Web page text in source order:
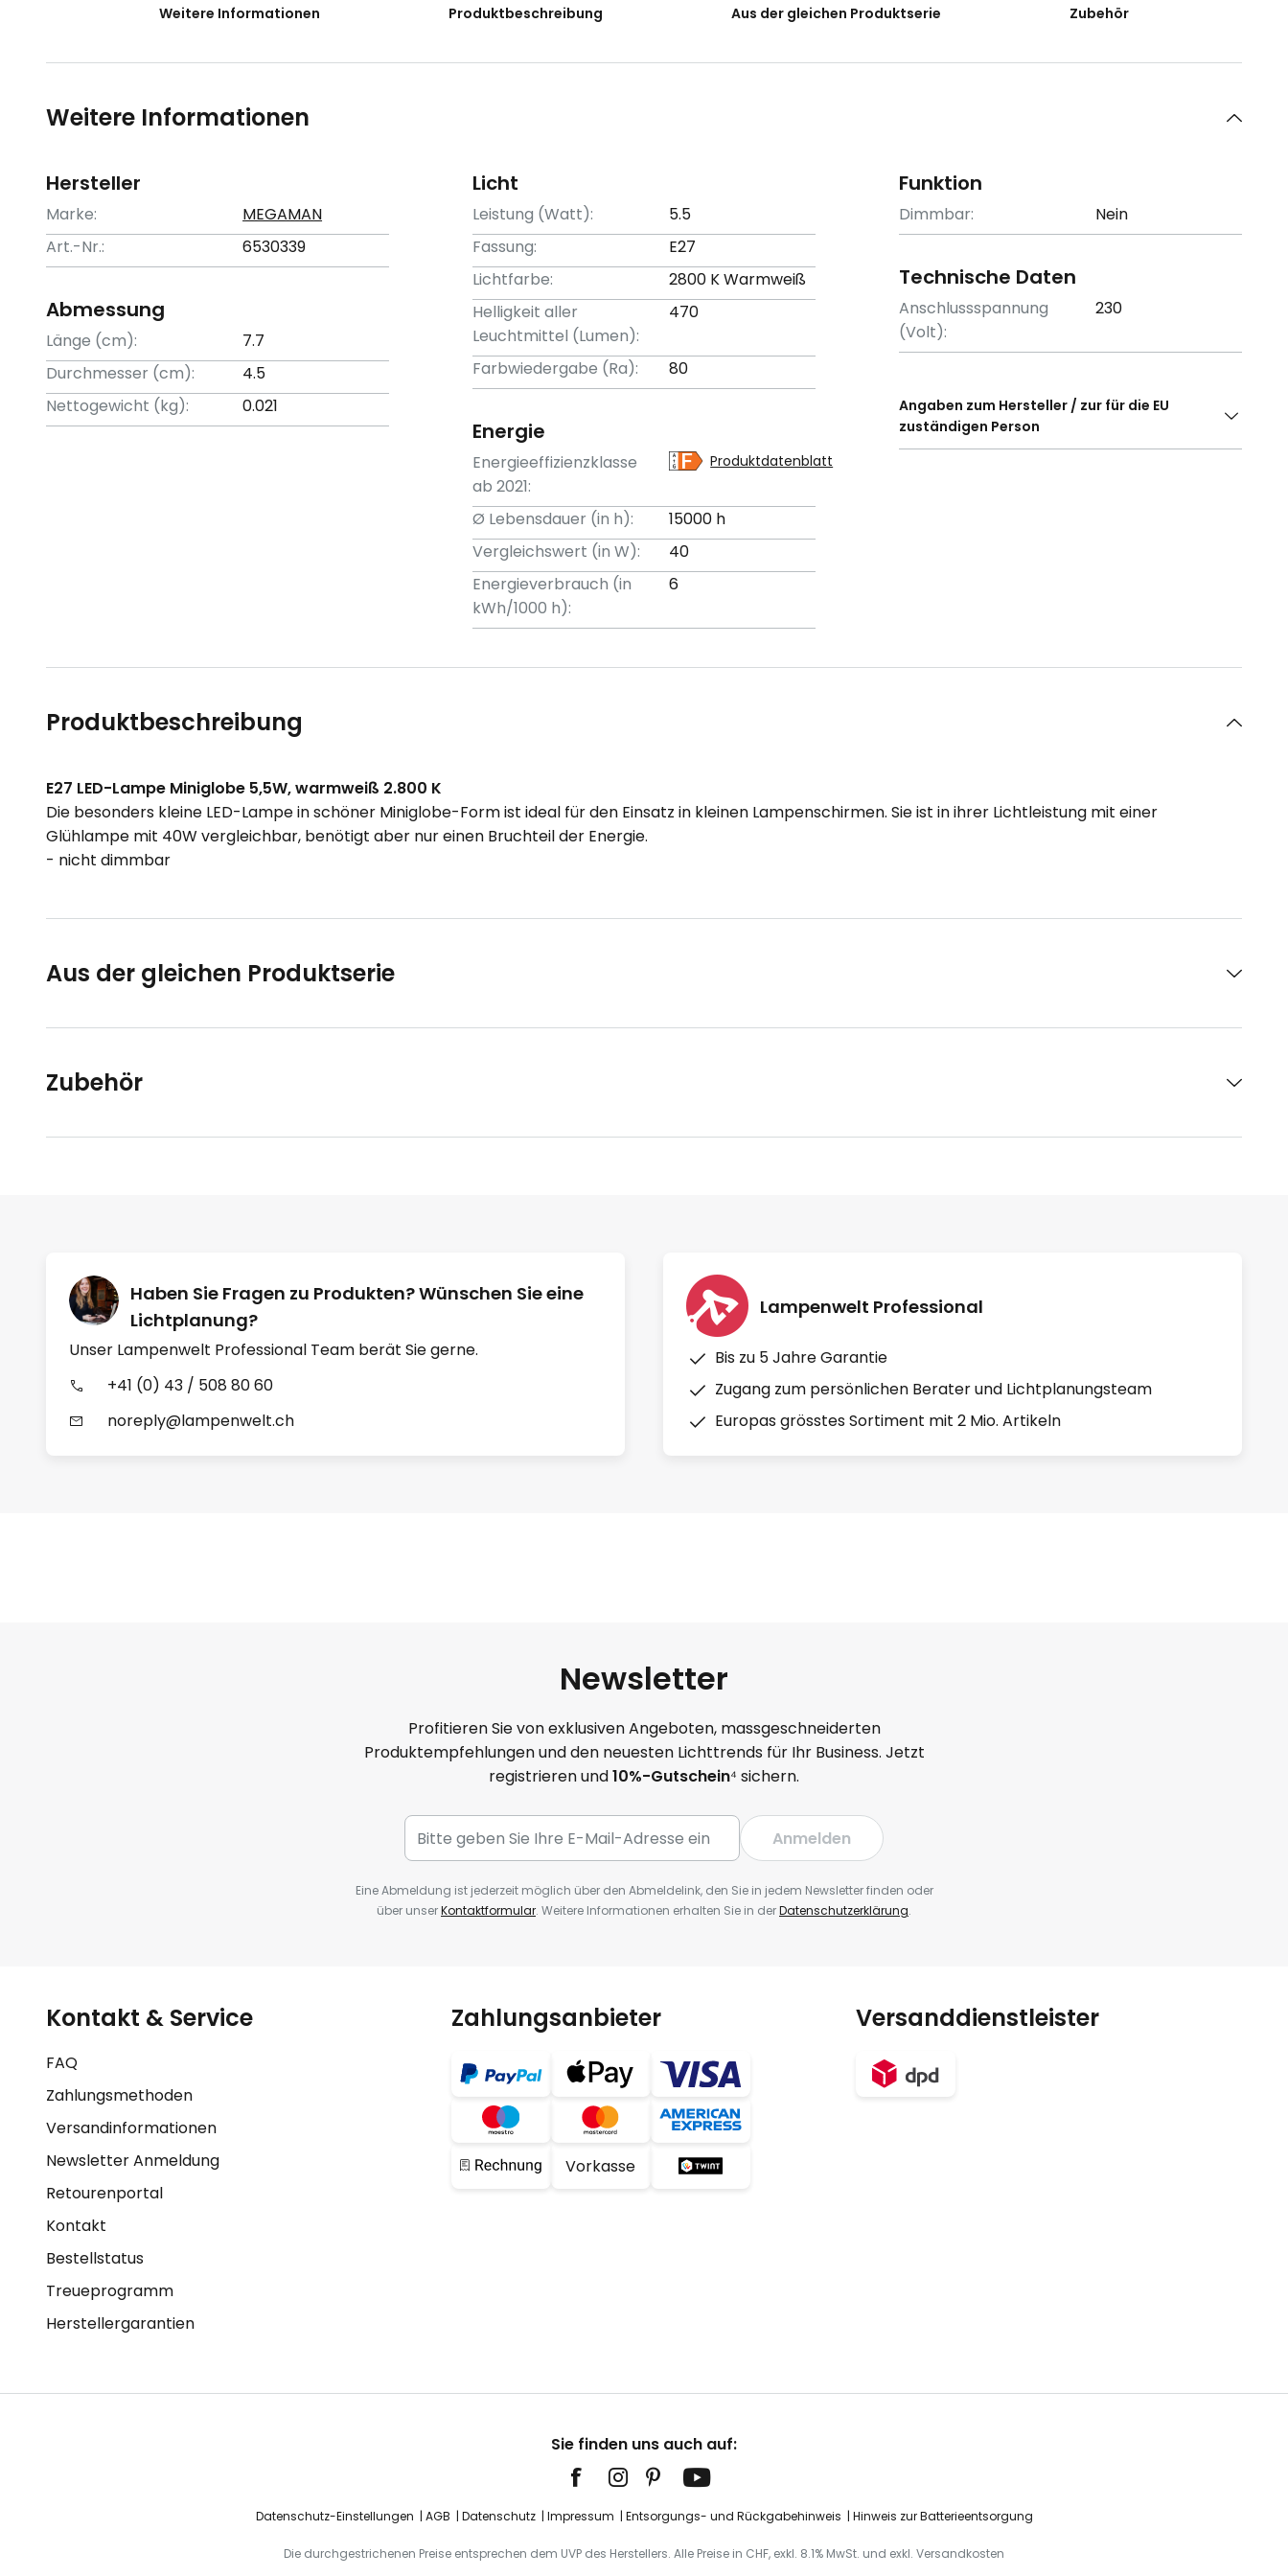
Weitere Informationen Produktbeschreibung Aus der gleichen Produktserie Zubehör
Weitere Informationen
Hersteller
Marke:
MEGAMAN
Art.-Nr.:
6530339
Abmessung
Länge (cm):
7.7
Durchmesser (cm):
4.5
Nettogewicht (kg):
0.021
Licht
Leistung (Watt):
5.5
Fassung:
E27
Lichtfarbe:
2800 K Warmweiß
Helligkeit aller
Leuchtmittel (Lumen):
470
Farbwiedergabe (Ra): 80
Energie
Energieeffizienzklasse
ab 2021:
Produktdatenblatt
Ø Lebensdauer (in h):
15000 h
Vergleichswert (in W):
40
Energieverbrauch (in
kWh/1000 h):
6
Funktion
Dimmbar: Nein
Technische Daten
Anschlussspannung
(Volt):
230
Angaben zum Hersteller / zur für die EU
zuständigen Person
Produktbeschreibung
E27 LED-Lampe Miniglobe 5,5W, warmweiß 2.800 K
Die besonders kleine LED-Lampe in schöner Miniglobe-Form ist ideal für den Einsatz in kleinen Lampenschirmen. Sie ist in ihrer Lichtleistung mit einer
Glühlampe mit 40W vergleichbar, benötigt aber nur einen Bruchteil der Energie.
- nicht dimmbar
Aus der gleichen Produktserie
Zubehör
Haben Sie Fragen zu Produkten? Wünschen Sie eine
Lichtplanung?
Unser Lampenwelt Professional Team berät Sie gerne.
+41 (0) 43 / 508 80 60
noreply@lampenwelt.ch
Lampenwelt Professional
Bis zu 5 Jahre Garantie
Zugang zum persönlichen Berater und Lichtplanungsteam
Europas grösstes Sortiment mit 2 Mio. Artikeln
Newsletter
Profitieren Sie von exklusiven Angeboten, massgeschneiderten
Produktempfehlungen und den neuesten Lichttrends für Ihr Business. Jetzt
registrieren und10%-Gutschein⁴ sichern.
Anmelden
Eine Abmeldung ist jederzeit möglich über den Abmeldelink, den Sie in jedem Newsletter finden oder
über unserKontaktformular. Weitere Informationen erhalten Sie in derDatenschutzerklärung.
Kontakt & Service
FAQ
Zahlungsmethoden
Versandinformationen
Newsletter Anmeldung
Retourenportal
Kontakt
Bestellstatus
Treueprogramm
Herstellergarantien
Zahlungsanbieter
Vorkasse
Versanddienstleister
Sie finden uns auch auf:
Datenschutz-Einstellungen AGB Datenschutz Impressum Entsorgungs- und Rückgabehinweis Hinweis zur Batterieentsorgung
Die durchgestrichenen Preise entsprechen dem UVP des Herstellers. Alle Preise in CHF, exkl. 8.1% MwSt. und exkl. Versandkosten